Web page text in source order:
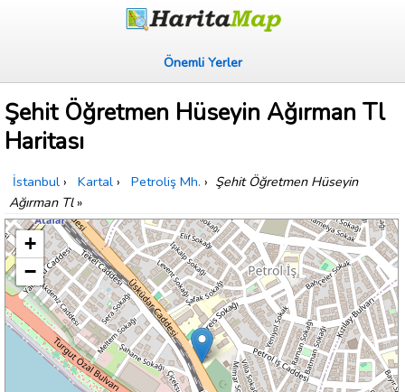
Önemli Yerler
Şehit Öğretmen Hüseyin Ağırman Tl
Haritası
İstanbul › Kartal › Petroliş Mh. › Şehit Öğretmen Hüseyin
Ağırman Tl»
+
−